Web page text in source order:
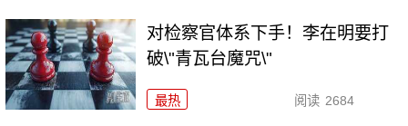
对检察官体系下手！李在明要打
破\"青瓦台魔咒\"
最热 阅读 2684